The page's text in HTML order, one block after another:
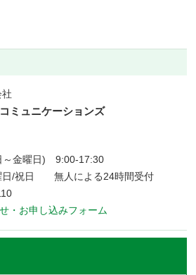
ミュニケーションズ
～金曜日) 9:00-17:30
日/祝日 無人による24時間受付
・お申し込みフォーム